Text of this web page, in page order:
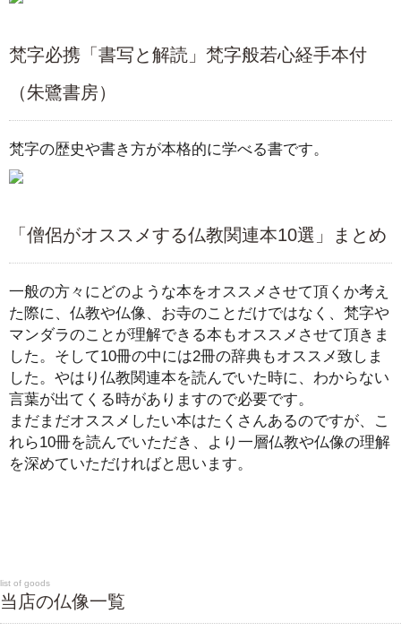
梵字必携「書写と解読」梵字般若心経手本付
（朱鷺書房）
梵字の歴史や書き方が本格的に学べる書です。
「僧侶がオススメする仏教関連本10選」まとめ
一般の方々にどのような本をオススメさせて頂くか考え
た際に、仏教や仏像、お寺のことだけではなく、梵字や
マンダラのことが理解できる本もオススメさせて頂きま
した。そして10冊の中には2冊の辞典もオススメ致しま
した。やはり仏教関連本を読んでいた時に、わからない
言葉が出てくる時がありますので必要です。
まだまだオススメしたい本はたくさんあるのですが、こ
れら10冊を読んでいただき、より一層仏教や仏像の理解
を深めていただければと思います。
list of goods
当店の仏像一覧